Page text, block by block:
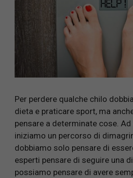
Per perdere qualche chilo
dieta e praticare sport, ma
pensare a determinate cose.
iniziamo un percorso di
dobbiamo solo pensare di
esperti pensare di seguire una
possiamo pensare di avere